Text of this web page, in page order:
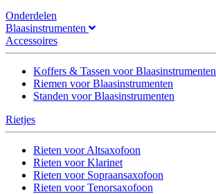
Onderdelen
Blaasinstrumenten
Accessoires
Koffers & Tassen voor Blaasinstrumenten
Riemen voor Blaasinstrumenten
Standen voor Blaasinstrumenten
Rietjes
Rieten voor Altsaxofoon
Rieten voor Klarinet
Rieten voor Sopraansaxofoon
Rieten voor Tenorsaxofoon